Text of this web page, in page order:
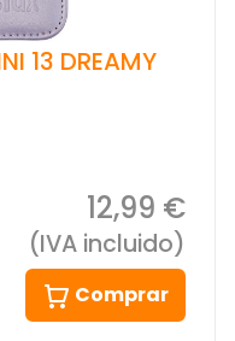
13 DREAMY
12,99 €
(IVA incluido)
Comprar